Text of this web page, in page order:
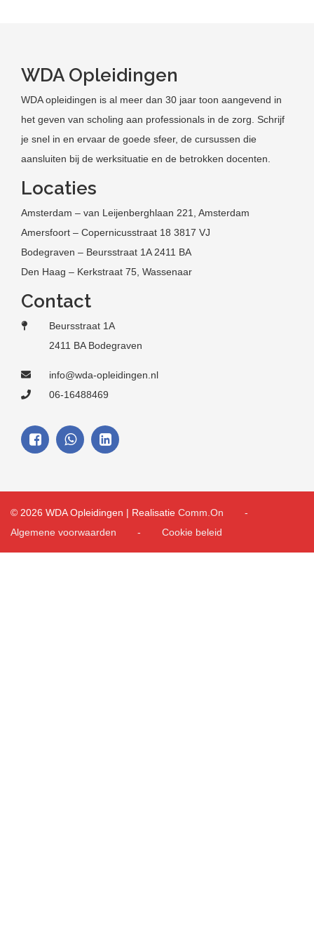
WDA Opleidingen
WDA opleidingen is al meer dan 30 jaar toon aangevend in
het geven van scholing aan professionals in de zorg. Schrijf
je snel in en ervaar de goede sfeer, de cursussen die
aansluiten bij de werksituatie en de betrokken docenten.
Locaties
Amsterdam – van Leijenberghlaan 221, Amsterdam
Amersfoort – Copernicusstraat 18 3817 VJ
Bodegraven – Beursstraat 1A 2411 BA
Den Haag – Kerkstraat 75, Wassenaar
Contact
Beursstraat 1A
2411 BA Bodegraven
info@wda-opleidingen.nl
06-16488469
© 2026 WDA Opleidingen | Realisatie Comm.On
Algemene voorwaarden
Cookie beleid